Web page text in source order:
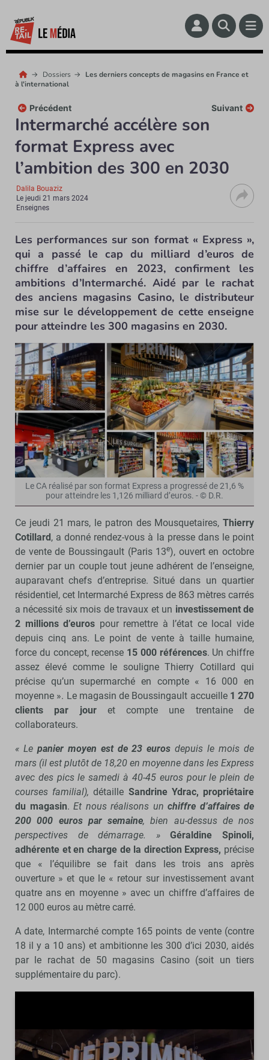
Dossiers
Les derniers concepts de magasins en France et
à l'international
Précédent Suivant
Intermarché accélère son
format Express avec
l’ambition des 300 en 2030
Dalila Bouaziz
Le jeudi 21 mars 2024
Enseignes
Les performances sur son format « Express »,
qui a passé le cap du milliard d’euros de
chiffre d’affaires en 2023, confirment les
ambitions d’Intermarché. Aidé par le rachat
des anciens magasins Casino, le distributeur
mise sur le développement de cette enseigne
pour atteindre les 300 magasins en 2030.
Le CA réalisé par son format Express a progressé de 21,6 %
pour atteindre les 1,126 milliard d’euros. - © D.R.
Ce jeudi 21 mars, le patron des Mousquetaires, Thierry
Cotillard, a donné rendez-vous à la presse dans le point
de vente de Boussingault (Paris 13e), ouvert en octobre
dernier par un couple tout jeune adhérent de l’enseigne,
auparavant chefs d’entreprise. Situé dans un quartier
résidentiel, cet Intermarché Express de 863 mètres carrés
a nécessité six mois de travaux et un investissement de
2 millions d’euros pour remettre à l’état ce local vide
depuis cinq ans. Le point de vente à taille humaine,
force du concept, recense 15 000 références. Un chiffre
assez élevé comme le souligne Thierry Cotillard qui
précise qu’un supermarché en compte « 16 000 en
moyenne ». Le magasin de Boussingault accueille 1 270
clients par jouret compte une trentaine de
collaborateurs.
« Le panier moyen est de 23 euros depuis le mois de
mars (il est plutôt de 18,20 en moyenne dans les Express
avec des pics le samedi à 40-45 euros pour le plein de
courses familial), détaille Sandrine Ydrac, propriétaire
du magasin. Et nous réalisons un chiffre d’affaires de
200 000 euros par semaine, bien au-dessus de nos
perspectives de démarrage. »
Géraldine Spinoli,
adhérente et en charge de la direction Express, précise
que « l’équilibre se fait dans les trois ans après
ouverture » et que le « retour sur investissement avant
quatre ans en moyenne » avec un chiffre d’affaires de
12 000 euros au mètre carré.
A date, Intermarché compte 165 points de vente (contre
18 il y a 10 ans) et ambitionne les 300 d’ici 2030, aidés
par le rachat de 50 magasins Casino (soit un tiers
supplémentaire du parc).